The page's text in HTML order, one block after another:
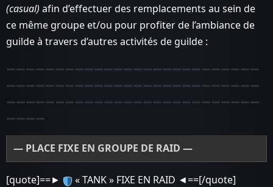
(casual) afin d’effectuer des remplacements au sein de
ce même groupe et/ou pour profiter de l’ambiance de
guilde à travers d’autres activités de guilde :
— PLACE FIXE EN GROUPE DE RAID —
[quote]==►
« TANK » FIXE EN RAID ◄==[/quote]